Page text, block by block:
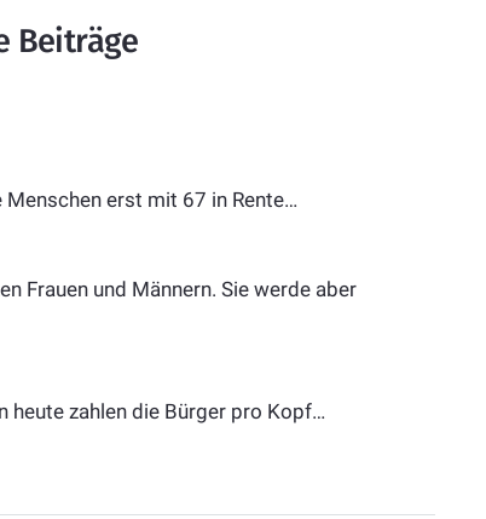
Beiträge
Menschen erst mit 67 in Rente…
Frauen und Männern. Sie werde aber
heute zahlen die Bürger pro Kopf…